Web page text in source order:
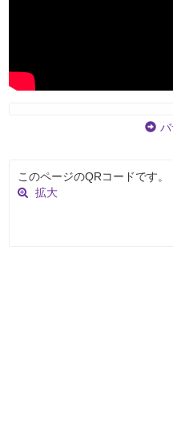
このページのQRコードです。
拡大